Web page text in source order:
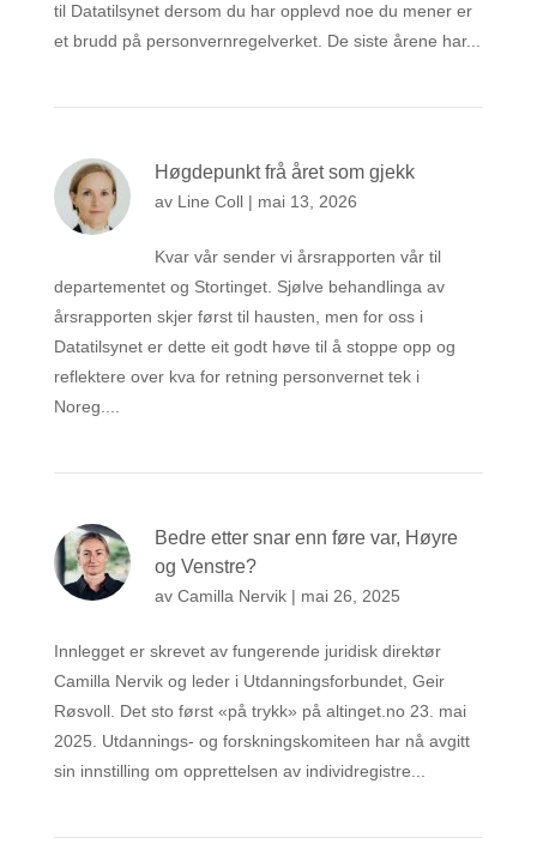
til Datatilsynet dersom du har opplevd noe du mener er
et brudd på personvernregelverket. De siste årene har...
Høgdepunkt frå året som gjekk
av Line Coll| mai 13, 2026
Kvar vår sender vi årsrapporten vår til
departementet og Stortinget. Sjølve behandlinga av
årsrapporten skjer først til hausten, men for oss i
Datatilsynet er dette eit godt høve til å stoppe opp og
reflektere over kva for retning personvernet tek i
Noreg....
Bedre etter snar enn føre var, Høyre
og Venstre?
av Camilla Nervik| mai 26, 2025
Innlegget er skrevet av fungerende juridisk direktør
Camilla Nervik og leder i Utdanningsforbundet, Geir
Røsvoll. Det sto først «på trykk» på altinget.no 23. mai
2025. Utdannings- og forskningskomiteen har nå avgitt
sin innstilling om opprettelsen av individregistre...